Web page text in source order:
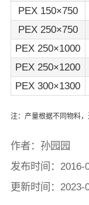
PEX 150×750
PEX 250×750
PEX 250×1000
PEX 250×1200
PEX 300×1300
注：产量根据不同物料
作者：孙园园
发布时间：2016-
更新时间：2023-